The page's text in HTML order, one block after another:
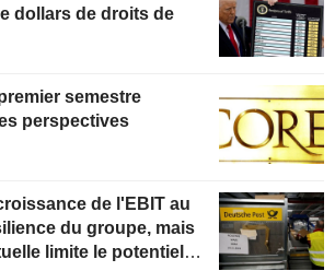
dollars de droits de
perspectives
du groupe, mais
limite le potentiel